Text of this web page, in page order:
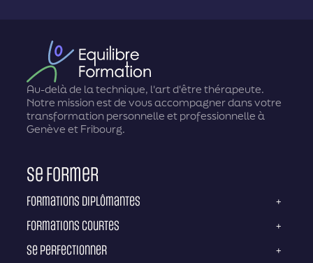
Au-delà de la technique, l'art d'être thérapeute.
Notre mission est de vous accompagner dans votre
transformation personnelle et professionnelle à
Genève et Fribourg.
Se former
Formations diplômantes +
Formations courtes +
Se perfectionner +